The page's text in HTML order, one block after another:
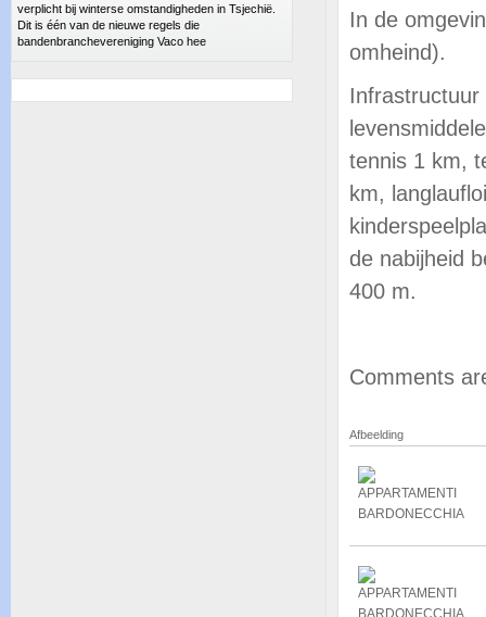
verplicht bij winterse omstandigheden in Tsjechië.
Dit is één van de nieuwe regels die
bandenbranchevereniging Vaco hee
In de
omheind).
tennis 1 km,
km,
de nabijheid
400 m.
Comments
Afbeelding